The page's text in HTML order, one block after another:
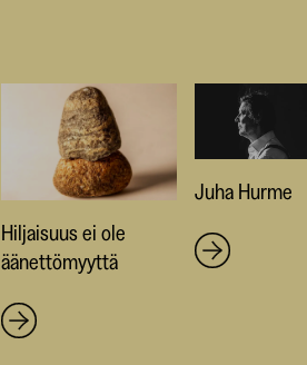
Hiljaisuus ei ole
äänettömyyttä
Juha Hurme